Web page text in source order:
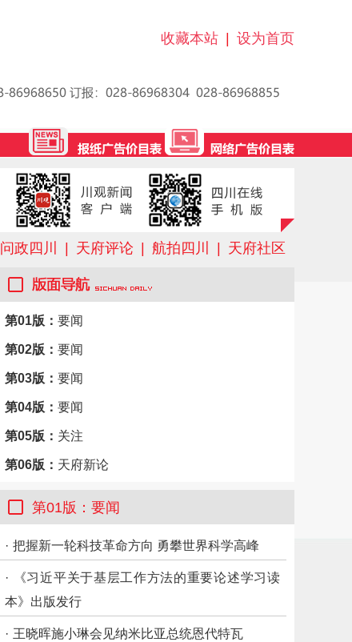
收藏本站 设为首页
问政四川 天府评论 航拍四川 天府社区
第01版： 要闻
第02版： 要闻
第03版： 要闻
第04版： 要闻
第05版： 关注
第06版： 天府新论
第08版：市州观察·绵阳
第01版：要闻
· 把握新一轮科技革命方向 勇攀世界科学高峰
·
《习近平关于基层工作方法的重要论述学习读
本》出版发行
· 王晓晖施小琳会见纳米比亚总统恩代特瓦